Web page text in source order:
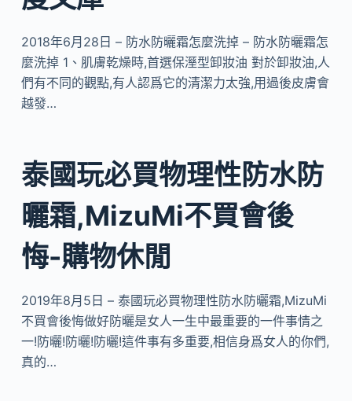
2018年6月28日 – 防水防曬霜怎麼洗掉 – 防水防曬霜怎
麼洗掉 1、肌膚乾燥時,首選保溼型卸妝油 對於卸妝油,人
們有不同的觀點,有人認爲它的清潔力太強,用過後皮膚會
越發…
泰國玩必買物理性防水防
曬霜,MizuMi不買會後
悔-購物休閒
2019年8月5日 – 泰國玩必買物理性防水防曬霜,MizuMi
不買會後悔做好防曬是女人一生中最重要的一件事情之
一!防曬!防曬!防曬!這件事有多重要,相信身爲女人的你們,
真的…